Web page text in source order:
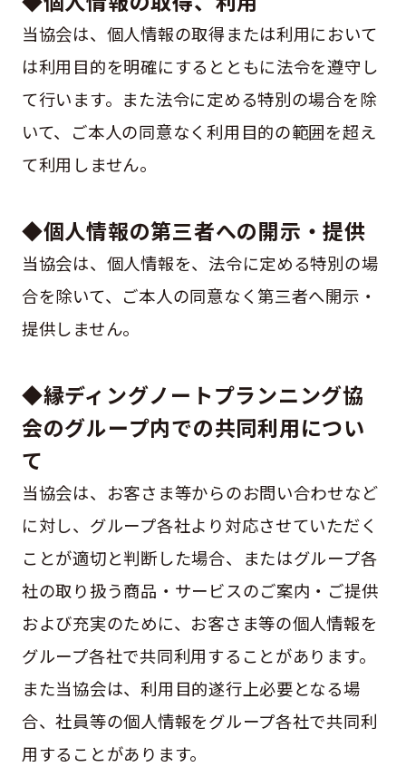
当協会は、個人情報の取得または利用において
は利用目的を明確にするとともに法令を遵守し
て行います。また法令に定める特別の場合を除
いて、ご本人の同意なく利用目的の範囲を超え
て利用しません。
◆個人情報の第三者への開示・提供
当協会は、個人情報を、法令に定める特別の場
合を除いて、ご本人の同意なく第三者へ開示・
提供しません。
◆縁ディングノートプランニング協
会のグループ内での共同利用につい
て
当協会は、お客さま等からのお問い合わせなど
に対し、グループ各社より対応させていただく
ことが適切と判断した場合、またはグループ各
社の取り扱う商品・サービスのご案内・ご提供
および充実のために、お客さま等の個人情報を
グループ各社で共同利用することがあります。
また当協会は、利用目的遂行上必要となる場
合、社員等の個人情報をグループ各社で共同利
用することがあります。